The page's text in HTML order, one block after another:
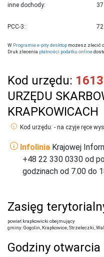
inne dochody:
PCC-3:
W Programie e-pity desktop możesz zlecić
Druk zlecenia płatności podatku online
Kod urzędu: 1613
URZĘDU
KRAPKOWICACH
Kod urzędu: - na czyje ręce
Infolinia Krajowej
+48 22 330 0330 od
godzinach od 7.00 do
Zasięg
powiat krapkowicki obejmujący
gminy: Gogolin, Krapkowice, Strzeleczki,
Godziny otwarcia